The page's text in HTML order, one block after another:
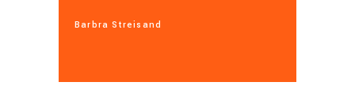
Barbra Streisand